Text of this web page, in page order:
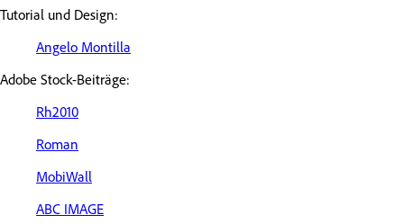
Tutorial und Design:
Angelo Montilla
Adobe Stock-Beiträge:
Rh2010
Roman
MobiWall
ABC IMAGE